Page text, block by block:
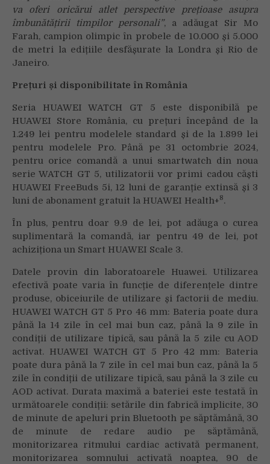
va oferi oricărui atlet perspective prețioase asupra
îmbunătățirii timpilor personali”, a adăugat Sir Mo
Farah, campion olimpic în probele de 10.000 și 5.000
de metri la edițiile desfășurate la Londra și Rio de
Janeiro.
Prețuri și disponibilitate în România
Seria HUAWEI WATCH GT 5 este disponibilă pe
HUAWEI Store România, cu prețuri începând de la
1.249 lei pentru modelele standard și de la 1.899 lei
pentru modelele Pro. Până pe 31 octombrie 2024,
pentru orice comandă a unui smartwatch din noua
serie WATCH GT 5, utilizatorii vor primi cadou căști
HUAWEI FreeBuds 5i, 12 luni de garanție extinsă și 3
luni de abonament gratuit la HUAWEI Health+8.
În plus, pentru doar 9.9 de lei, pot adăuga o curea
suplimentară la comandă, iar pentru 49 de lei, pot
achiziționa un Smart HUAWEI Scale 3.
Datele provin din laboratoarele Huawei. Utilizarea
efectivă poate varia în funcție de diferențele dintre
produse, obiceiurile de utilizare și factorii de mediu.
HUAWEI WATCH GT 5 Pro 46 mm: Bateria poate dura
până la 14 zile în cel mai bun caz, până la 9 zile în
condiții de utilizare tipică, sau până la 5 zile cu AOD
activat. HUAWEI WATCH GT 5 Pro 42 mm: Bateria
poate dura până la 7 zile în cel mai bun caz, până la 5
zile în condiții de utilizare tipică, sau până la 3 zile cu
AOD activat. Durata maximă a bateriei este testată în
următoarele condiții: setările din fabrică implicite, 30
de minute de apeluri prin Bluetooth pe săptămână, 30
de minute de redare audio pe săptămână,
monitorizarea ritmului cardiac activată permanent,
monitorizarea somnului activată noaptea, 90 de